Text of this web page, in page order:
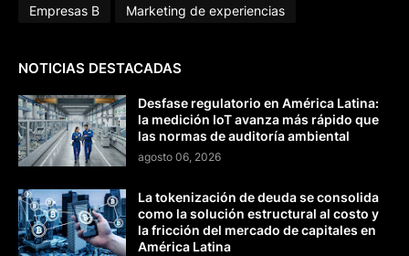
Empresas B
Marketing de experiencias
NOTICIAS DESTACADAS
Desfase regulatorio en América Latina:
la medición IoT avanza más rápido que
las normas de auditoría ambiental
agosto 06, 2026
La tokenización de deuda se consolida
como la solución estructural al costo y
la fricción del mercado de capitales en
América Latina